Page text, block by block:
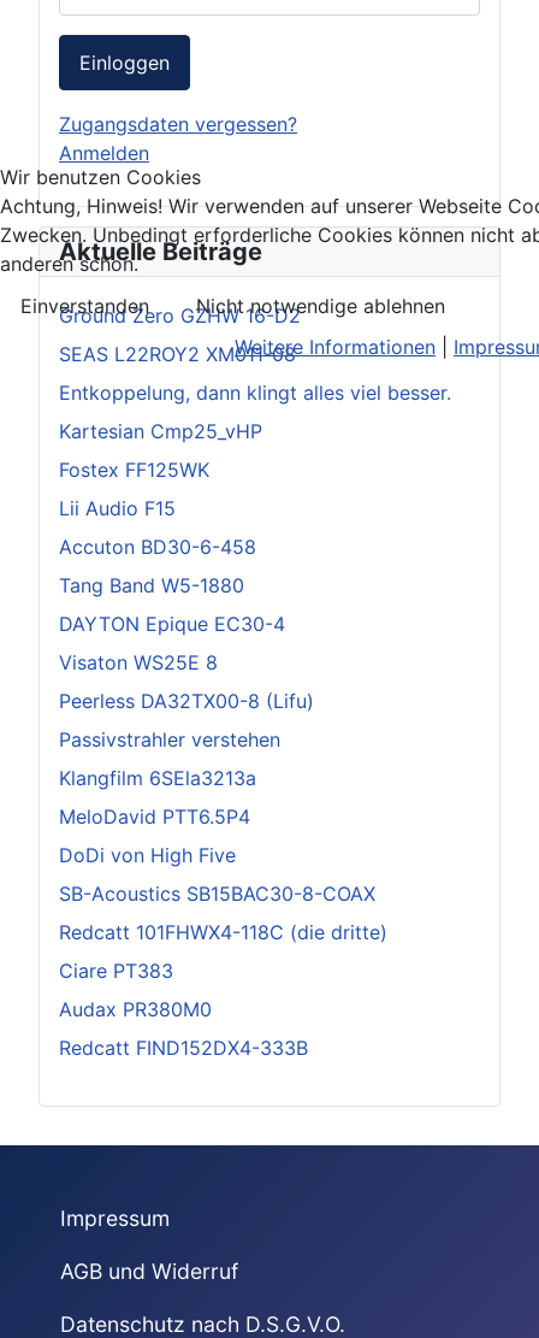
Einloggen
Zugangsdaten vergessen?
Anmelden
Aktuelle Beiträge
Ground Zero GZHW 16-D2
SEAS L22ROY2 XM011-08
Entkoppelung, dann klingt alles viel besser.
Kartesian Cmp25_vHP
Fostex FF125WK
Lii Audio F15
Accuton BD30-6-458
Tang Band W5-1880
DAYTON Epique EC30-4
Visaton WS25E 8
Peerless DA32TX00-8 (Lifu)
Passivstrahler verstehen
Klangfilm 6SEla3213a
MeloDavid PTT6.5P4
DoDi von High Five
SB-Acoustics SB15BAC30-8-COAX
Redcatt 101FHWX4-118C (die dritte)
Ciare PT383
Audax PR380M0
Redcatt FIND152DX4-333B
Impressum
AGB und Widerruf
Datenschutz nach D.S.G.V.O.
Wir benutzen Cookies
Achtung, Hinweis! Wir verwenden auf unserer Webseite
Zwecken. Unbedingt erforderliche Cookies können nicht
anderen schon.
Einverstanden
Nicht notwendige ablehnen
Weitere Informationen